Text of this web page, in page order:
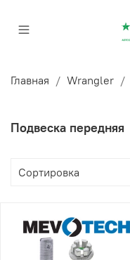
Главная Wrangler
Подвеска передняя